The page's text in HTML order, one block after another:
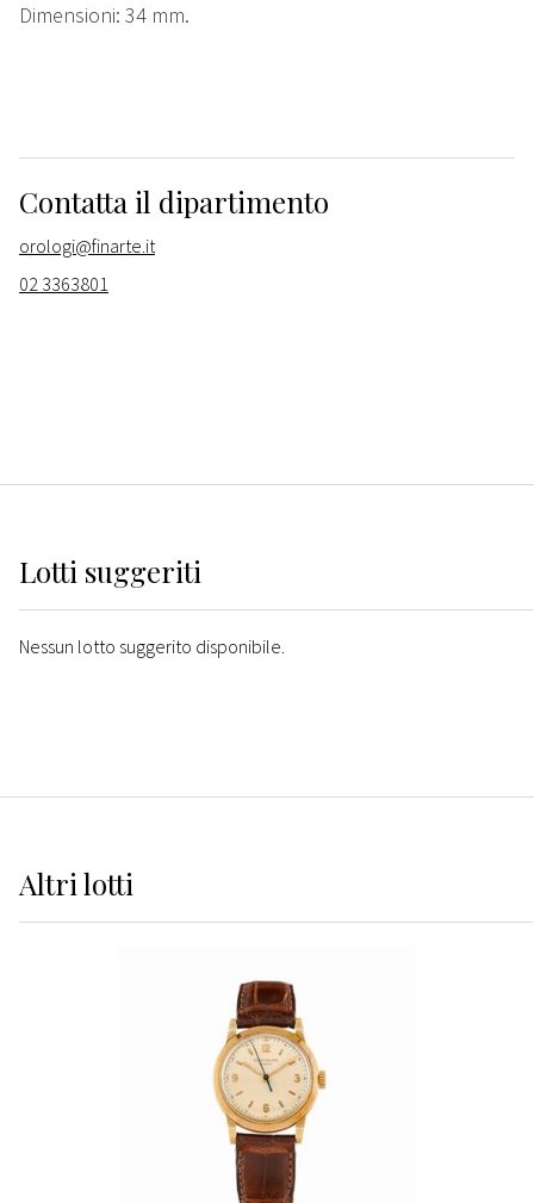
Dimensioni: 34 mm.
Contatta il dipartimento
orologi@finarte.it
02 3363801
Lotti suggeriti
Nessun lotto suggerito disponibile.
Altrilotti